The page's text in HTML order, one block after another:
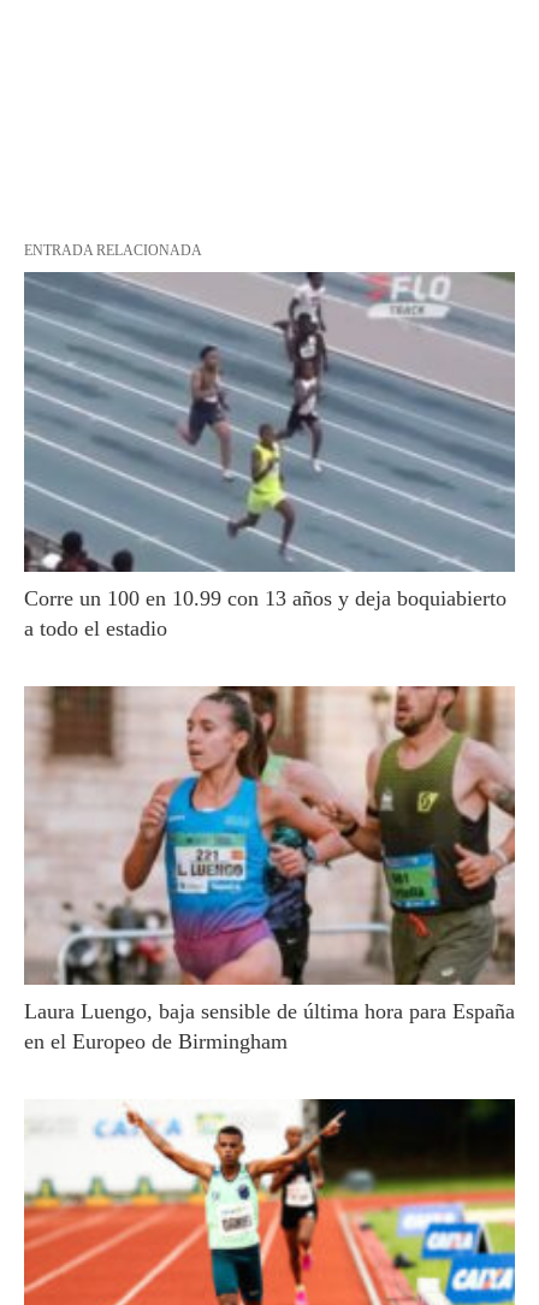
ENTRADA RELACIONADA
Corre un 100 en 10.99 con 13 años y deja boquiabierto
a todo el estadio
Laura Luengo, baja sensible de última hora para España
en el Europeo de Birmingham